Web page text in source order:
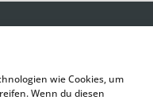
wie Cookies, um
Wenn du diesen